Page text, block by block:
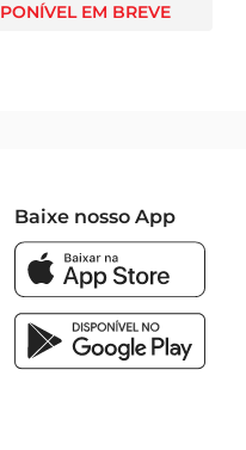
EM BREVE
Baixe nosso App